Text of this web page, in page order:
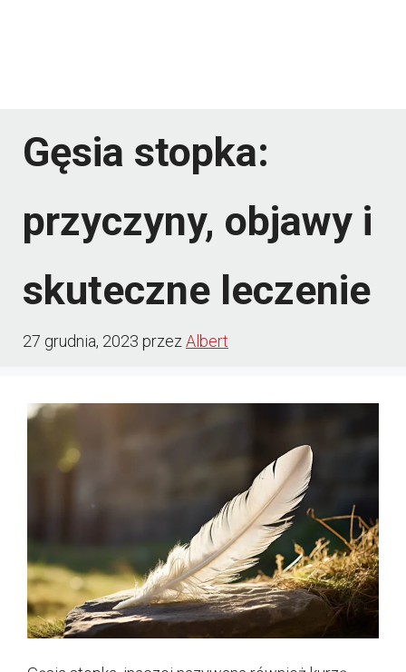
Gęsia stopka:
przyczyny, objawy i
skuteczne leczenie
27 grudnia, 2023 przez Albert